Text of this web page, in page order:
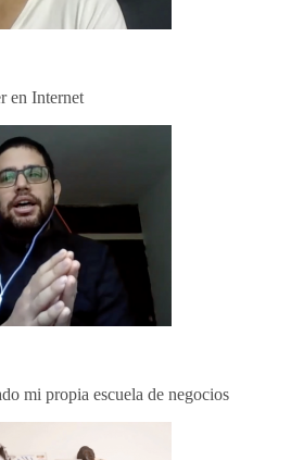
en Internet
mi propia escuela de negocios